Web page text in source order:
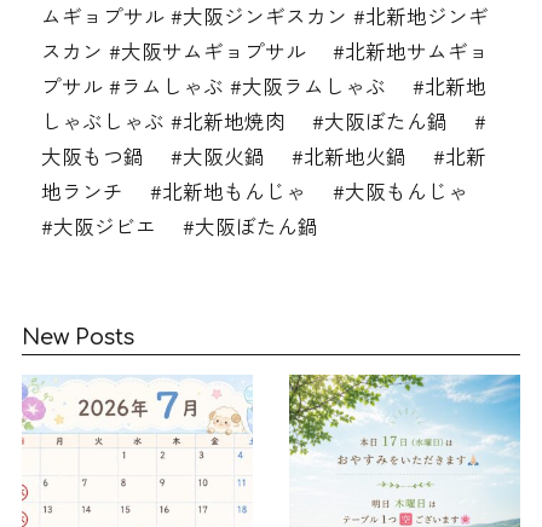
ムギョプサル #大阪ジンギスカン #北新地ジンギ
スカン #大阪サムギョプサル #北新地サムギョ
プサル #ラムしゃぶ #大阪ラムしゃぶ #北新地
しゃぶしゃぶ #北新地焼肉 #大阪ぼたん鍋 #
大阪もつ鍋 #大阪火鍋 #北新地火鍋 #北新
地ランチ #北新地もんじゃ #大阪もんじゃ
#大阪ジビエ #大阪ぼたん鍋
New Posts